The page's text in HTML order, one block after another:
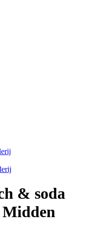
& soda
Midden